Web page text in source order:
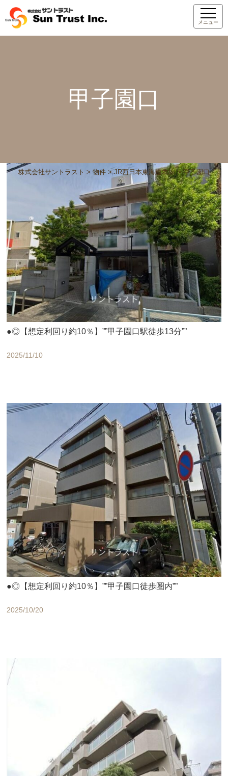
メニュー
甲子園口
株式会社サントラスト > 物件 >JR西日本東海道本線>甲子園口
●◎【想定利回り約10％】””甲子園口駅徒歩13分””
2025/11/10
●◎【想定利回り約10％】””甲子園口徒歩圏内””
2025/10/20